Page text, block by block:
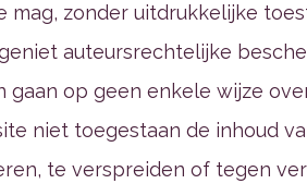
mag, zonder uitdrukkelijke
auteursrechtelijke
gaan op geen enkele wijze
niet toegestaan de inhoud
te verspreiden of tegen